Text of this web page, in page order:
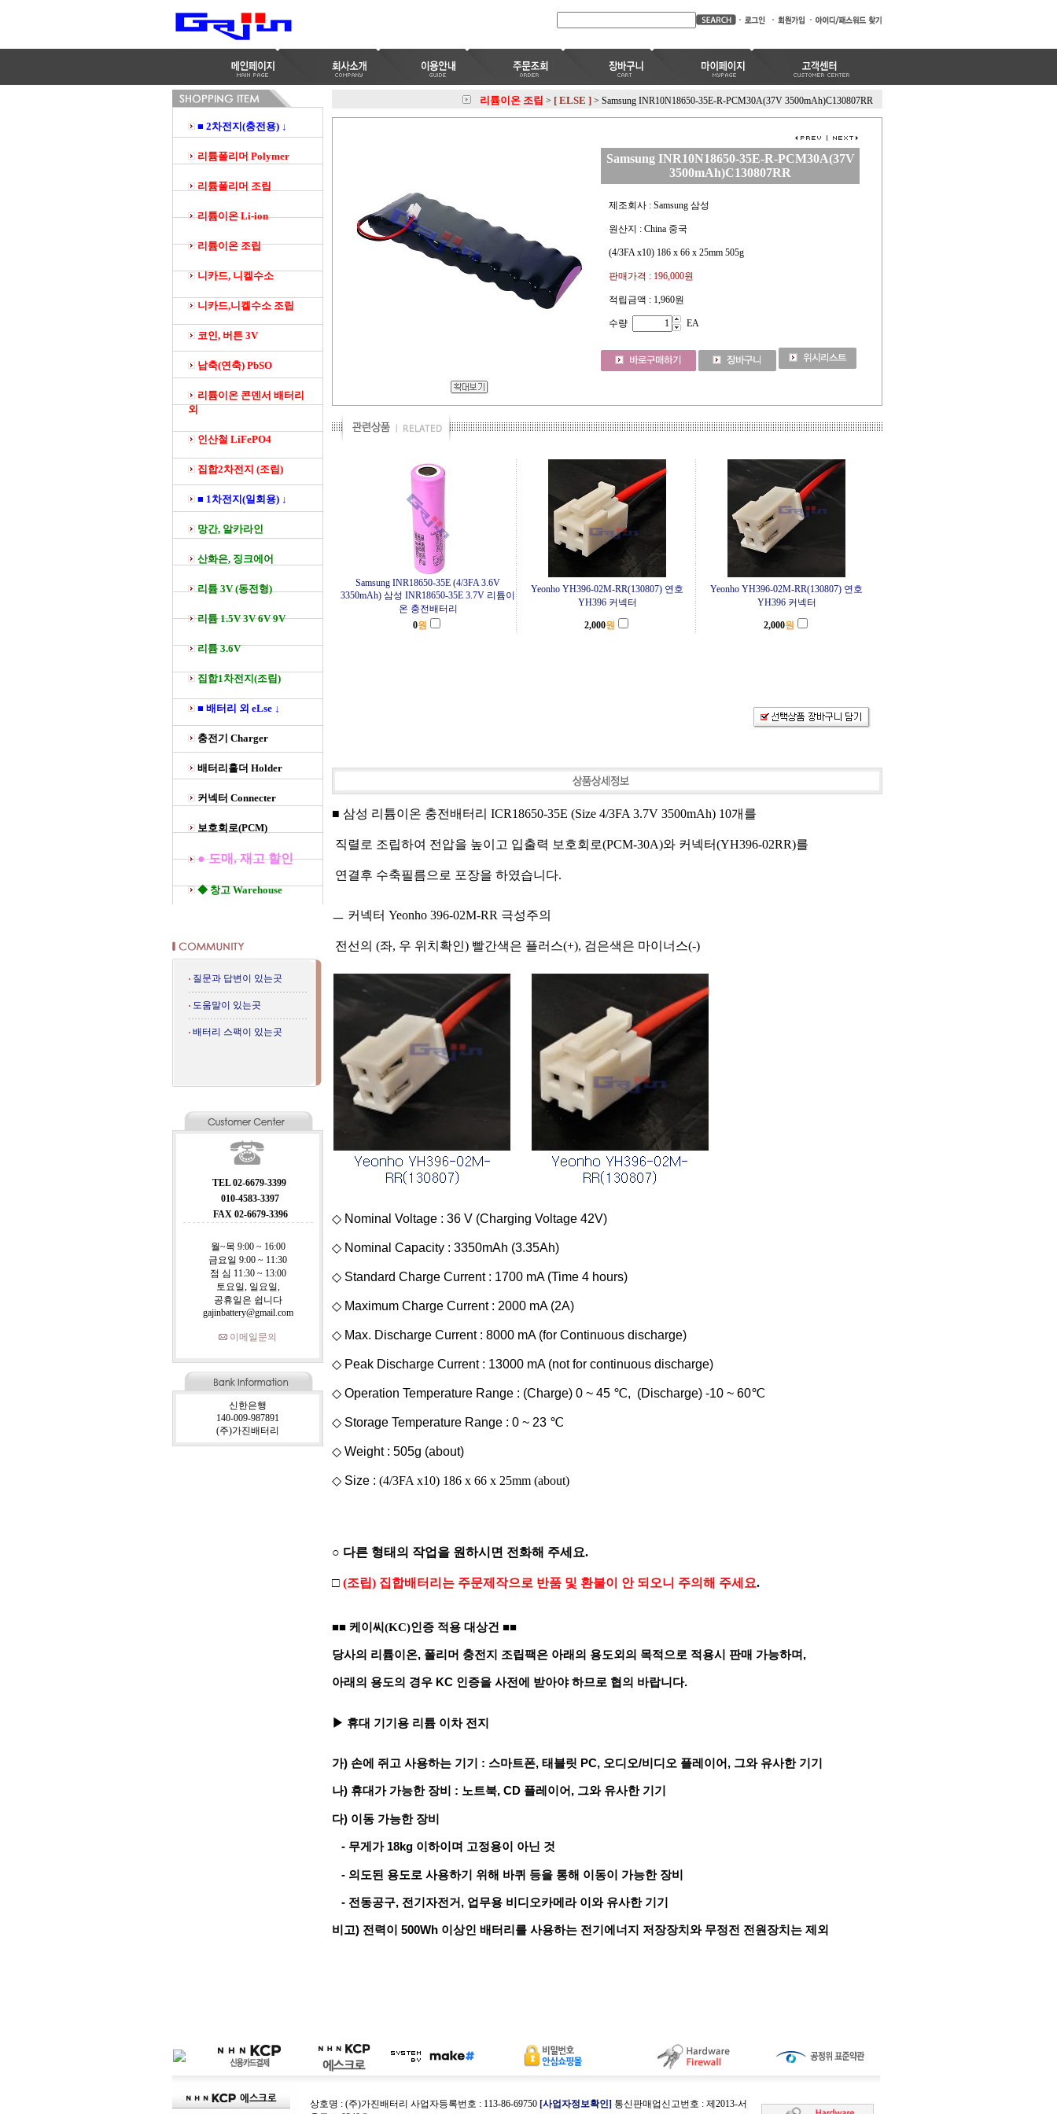
■ 2차전지(충전용) ↓
리튬폴리머 Polymer
리튬폴리머 조립
리튬이온 Li-ion
리튬이온 조립
니카드, 니켈수소
니카드,니켈수소 조립
코인, 버튼 3V
납축(연축) PbSO
리튬이온 콘덴서 배터리
외
인산철 LiFePO4
집합2차전지 (조립)
■ 1차전지(일회용) ↓
망간, 알카라인
산화은, 징크에어
리튬 3V (동전형)
리튬 1.5V 3V 6V 9V
리튬 3.6V
집합1차전지(조립)
■ 배터리 외 eLse ↓
충전기 Charger
배터리홀더 Holder
커넥터 Connecter
보호회로(PCM)
● 도매, 재고 할인
◆ 창고 Warehouse
질문과 답변이 있는곳
도움말이 있는곳
배터리 스팩이 있는곳
TEL 02-6679-3399
010-4583-3397
FAX 02-6679-3396
월~목 9:00 ~ 16:00
금요일 9:00 ~ 11:30
점 심 11:30 ~ 13:00
토요일, 일요일,
공휴일은 쉽니다
gajinbattery@gmail.com
이메일문의
신한은행
140-009-987891
(주)가진배터리
리튬이온 조립 > [ ELSE ] > Samsung INR10N18650-35E-R-PCM30A(37V 3500mAh)C130807RR
Samsung INR10N18650-35E-R-PCM30A(37V
3500mAh)C130807RR
제조회사 : Samsung 삼성
원산지 : China 중국
(4/3FA x10) 186 x 66 x 25mm 505g
판매가격 : 196,000원
적립금액 : 1,960원
수량 EA
Samsung INR18650-35E (4/3FA 3.6V
3350mAh) 삼성 INR18650-35E 3.7V 리튬이
온 충전배터리
Yeonho YH396-02M-RR(130807) 연호
YH396 커넥터
Yeonho YH396-02M-RR(130807) 연호
YH396 커넥터
0원 2,000원 2,000원
■ 삼성 리튬이온 충전배터리 ICR18650-35E (Size 4/3FA 3.7V 3500mAh) 10개를
직렬로 조립하여 전압을 높이고 입출력 보호회로(PCM-30A)와 커넥터(YH396-02RR)를
연결후 수축필름으로 포장을 하였습니다.
ㅡ 커넥터 Yeonho 396-02M-RR 극성주의
전선의 (좌, 우 위치확인) 빨간색은 플러스(+), 검은색은 마이너스(-)
◇ Nominal Voltage : 36 V (Charging Voltage 42V)
◇ Nominal Capacity : 3350mAh (3.35Ah)
◇ Standard Charge Current : 1700 mA (Time 4 hours)
◇ Maximum Charge Current : 2000 mA (2A)
◇ Max. Discharge Current : 8000 mA (for Continuous discharge)
◇ Peak Discharge Current : 13000 mA (not for continuous discharge)
◇ Operation Temperature Range : (Charge) 0 ~ 45 ℃, (Discharge) -10 ~ 60℃
◇ Storage Temperature Range : 0 ~ 23 ℃
◇ Weight : 505g (about)
◇ Size : (4/3FA x10) 186 x 66 x 25mm (about)
○ 다른 형태의 작업을 원하시면 전화해 주세요.
□ (조립) 집합배터리는 주문제작으로 반품 및 환불이 안 되오니 주의해 주세요.
■■ 케이씨(KC)인증 적용 대상건 ■■
당사의 리튬이온, 폴리머 충전지 조립팩은 아래의 용도외의 목적으로 적용시 판매 가능하며,
아래의 용도의 경우 KC 인증을 사전에 받아야 하므로 협의 바랍니다.
▶ 휴대 기기용 리튬 이차 전지
가) 손에 쥐고 사용하는 기기 : 스마트폰, 태블릿 PC, 오디오/비디오 플레이어, 그와 유사한 기기
나) 휴대가 가능한 장비 : 노트북, CD 플레이어, 그와 유사한 기기
다) 이동 가능한 장비
- 무게가 18kg 이하이며 고정용이 아닌 것
- 의도된 용도로 사용하기 위해 바퀴 등을 통해 이동이 가능한 장비
- 전동공구, 전기자전거, 업무용 비디오카메라 이와 유사한 기기
비고) 전력이 500Wh 이상인 배터리를 사용하는 전기에너지 저장장치와 무정전 전원장치는 제외
상호명 : (주)가진배터리 사업자등록번호 : 113-86-69750 [사업자정보확인] 통신판매업신고번호 : 제2013-서